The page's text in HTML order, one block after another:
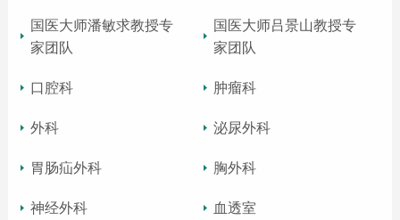
国医大师潘敏求教授专
家团队
国医大师吕景山教授专
家团队
口腔科 肿瘤科
外科 泌尿外科
胃肠疝外科 胸外科
神经外科 血透室